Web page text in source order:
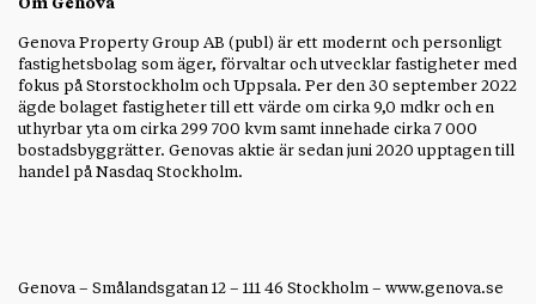
Om Genova
Genova Property Group AB (publ) är ett modernt och personligt
fastighetsbolag som äger, förvaltar och utvecklar fastigheter med
fokus på Storstockholm och Uppsala. Per den 30 september 2022
ägde bolaget fastigheter till ett värde om cirka 9,0 mdkr och en
uthyrbar yta om cirka 299 700 kvm samt innehade cirka 7 000
bostadsbyggrätter. Genovas aktie är sedan juni 2020 upptagen till
handel på Nasdaq Stockholm.
Genova – Smålandsgatan 12 – 111 46 Stockholm – www.genova.se